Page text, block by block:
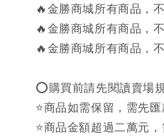
🔥金勝商城所有商品，
🔥金勝商城所有商品，
🔥金勝商城所有商品，
⭕購買前請先閱讀賣場
⭐商品如需保留，需先
⭐商品金額超過二萬元